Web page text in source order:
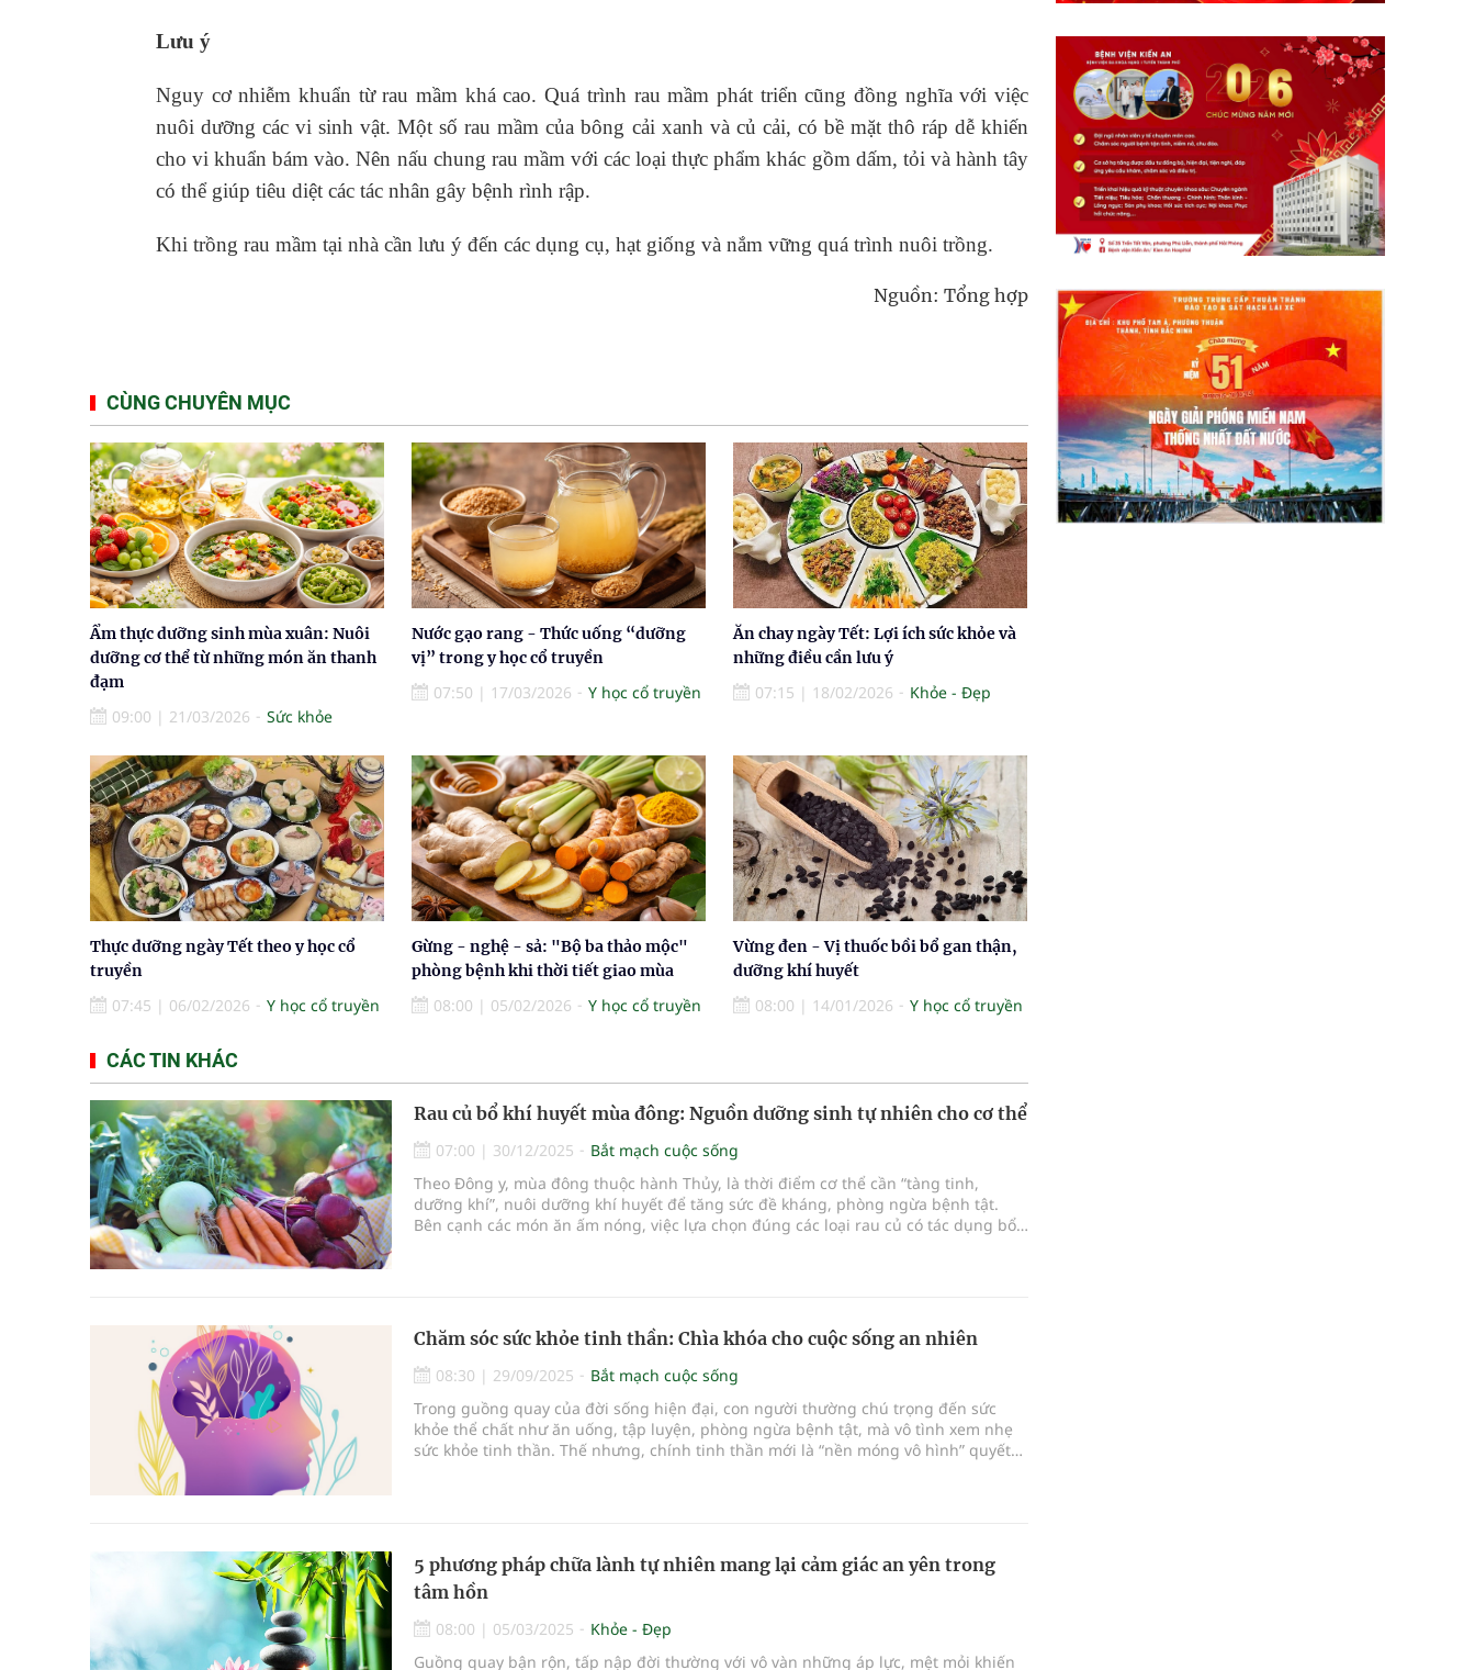
Lưu ý
Nguy cơ nhiễm khuẩn từ rau mầm khá cao. Quá trình rau mầm phát triển cũng đồng nghĩa với việc
nuôi dưỡng các vi sinh vật. Một số rau mầm của bông cải xanh và củ cải, có bề mặt thô ráp dễ khiến
cho vi khuẩn bám vào. Nên nấu chung rau mầm với các loại thực phẩm khác gồm dấm, tỏi và hành tây
có thể giúp tiêu diệt các tác nhân gây bệnh rình rập.
Khi trồng rau mầm tại nhà cần lưu ý đến các dụng cụ, hạt giống và nắm vững quá trình nuôi trồng.
Nguồn: Tổng hợp
CÙNG CHUYÊN MỤC
Ẩm thực dưỡng sinh mùa xuân: Nuôi
dưỡng cơ thể từ những món ăn thanh
đạm
09:00 | 21/03/2026 Sức khỏe
Nước gạo rang - Thức uống “dưỡng
vị” trong y học cổ truyền
07:50 | 17/03/2026 Y học cổ truyền
Ăn chay ngày Tết: Lợi ích sức khỏe và
những điều cần lưu ý
07:15 | 18/02/2026 Khỏe - Đẹp
Thực dưỡng ngày Tết theo y học cổ
truyền
07:45 | 06/02/2026 Y học cổ truyền
Gừng - nghệ - sả: "Bộ ba thảo mộc"
phòng bệnh khi thời tiết giao mùa
08:00 | 05/02/2026 Y học cổ truyền
Vừng đen - Vị thuốc bồi bổ gan thận,
dưỡng khí huyết
08:00 | 14/01/2026 Y học cổ truyền
CÁC TIN KHÁC
Rau củ bổ khí huyết mùa đông: Nguồn dưỡng sinh tự nhiên cho cơ thể
07:00 | 30/12/2025
Bắt mạch cuộc sống
Theo Đông y, mùa đông thuộc hành Thủy, là thời điểm cơ thể cần “tàng tinh,
dưỡng khí”, nuôi dưỡng khí huyết để tăng sức đề kháng, phòng ngừa bệnh tật.
Bên cạnh các món ăn ấm nóng, việc lựa chọn đúng các loại rau củ có tác dụng bổ
Chăm sóc sức khỏe tinh thần: Chìa khóa cho cuộc sống an nhiên
08:30 | 29/09/2025
Bắt mạch cuộc sống
Trong guồng quay của đời sống hiện đại, con người thường chú trọng đến sức
khỏe thể chất như ăn uống, tập luyện, phòng ngừa bệnh tật, mà vô tình xem nhẹ
sức khỏe tinh thần. Thế nhưng, chính tinh thần mới là “nền móng vô hình” quyết
5 phương pháp chữa lành tự nhiên mang lại cảm giác an yên trong
tâm hồn
08:00 | 05/03/2025
Khỏe - Đẹp
Guồng quay bận rộn, tấp nập đời thường với vô vàn những áp lực, mệt mỏi khiến